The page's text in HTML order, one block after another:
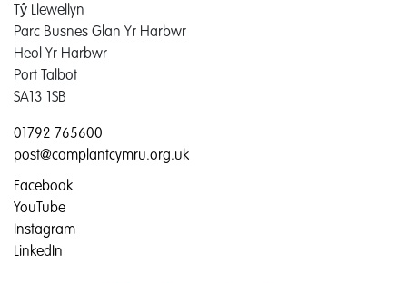
Tŷ Llewellyn
Parc Busnes Glan Yr Harbwr
Heol Yr Harbwr
Port Talbot
SA13 1SB
01792 765600
post@complantcymru.org.uk
Facebook
YouTube
Instagram
LinkedIn